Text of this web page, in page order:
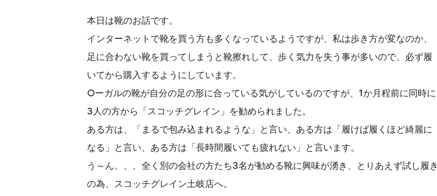
本日は靴のお話です。
インターネットで靴を買う方も多くなっているようですが、私は歩き方が変なのか、
足に合わない靴を買ってしまうと靴擦れして、歩く気力を失う事が多いので、必ず履
いてから購入するようにしています。
○ーガルの靴が自分の足の形に合っている気がしているのですが、1か月程前に同時に
3人の方から「スコッチグレイン」を勧められました。
ある方は、「まるで包み込まれるような」と言い、ある方は「履けば履くほど綺麗に
なる」と言い、ある方は「長時間履いても疲れない」と言います。
う～ん、、、全く別の会社の方たち3名が勧める靴に興味が湧き、とりあえず試し履き
の為、スコッチグレイン土岐店へ。